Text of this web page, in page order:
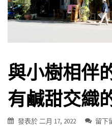
與小樹相伴
有鹹甜交織
發表於二月 17, 2022
留下